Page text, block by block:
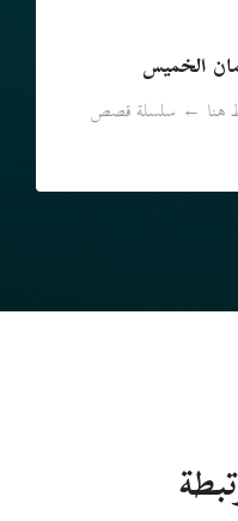
الخميس
هنا ← سلسلة قصص